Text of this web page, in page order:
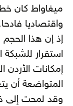
ميغاواط كان
واقتصاديا
إذ إن هذا
استقرار للشبكة
إمكانات الأردن
المتواضعة أن
وقد لمحت إلى